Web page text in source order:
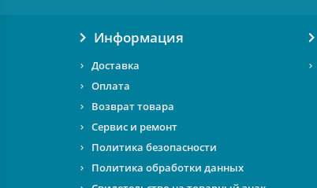
Информация
Доставка
Оплата
Возврат товара
Сервис и ремонт
Политика безопасности
Политика обработки данных